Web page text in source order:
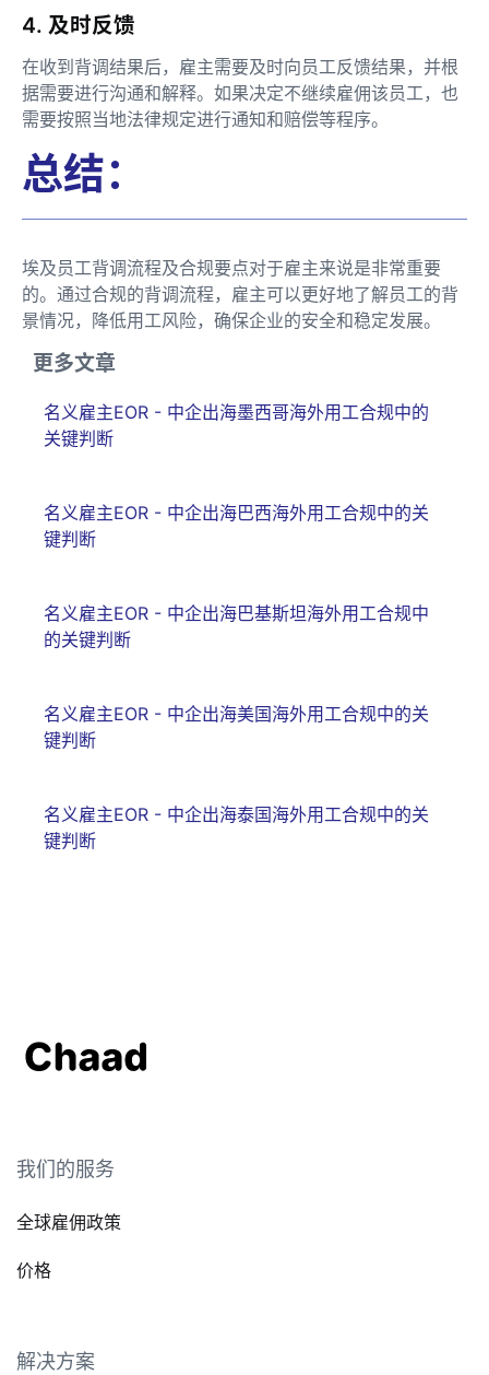
4. 及时反馈
在收到背调结果后，雇主需要及时向员工反馈结果，并根
据需要进行沟通和解释。如果决定不继续雇佣该员工，也
需要按照当地法律规定进行通知和赔偿等程序。
总结：
埃及员工背调流程及合规要点对于雇主来说是非常重要
的。通过合规的背调流程，雇主可以更好地了解员工的背
景情况，降低用工风险，确保企业的安全和稳定发展。
更多文章
名义雇主EOR - 中企出海墨西哥海外用工合规中的
关键判断
名义雇主EOR - 中企出海巴西海外用工合规中的关
键判断
名义雇主EOR - 中企出海巴基斯坦海外用工合规中
的关键判断
名义雇主EOR - 中企出海美国海外用工合规中的关
键判断
名义雇主EOR - 中企出海泰国海外用工合规中的关
键判断
我们的服务
全球雇佣政策
价格
解决方案